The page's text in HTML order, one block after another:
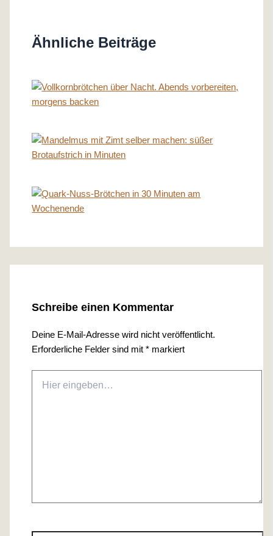
Ähnliche Beiträge
Schreibe einen Kommentar
Deine E-Mail-Adresse wird nicht veröffentlicht.
Erforderliche Felder sind mit* markiert
eingeben…